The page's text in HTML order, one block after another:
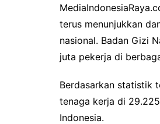
c
e
b
o
o
k
k
e
dI
n
s
p
terus menunjukkan
nasional. Badan Gizi
juta pekerja di
Berdasarkan statistik
tenaga kerja di
Indonesia.